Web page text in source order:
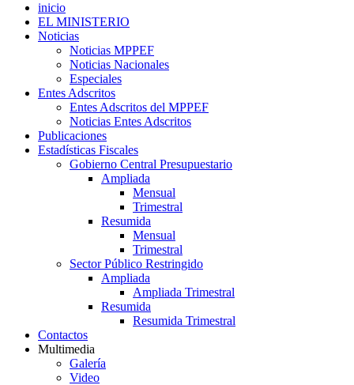
inicio
EL MINISTERIO
Noticias
Noticias MPPEF
Noticias Nacionales
Especiales
Entes Adscritos
Entes Adscritos del MPPEF
Noticias Entes Adscritos
Publicaciones
Estadísticas Fiscales
Gobierno Central Presupuestario
Ampliada
Mensual
Trimestral
Resumida
Mensual
Trimestral
Sector Público Restringido
Ampliada
Ampliada Trimestral
Resumida
Resumida Trimestral
Contactos
Multimedia
Galería
Video